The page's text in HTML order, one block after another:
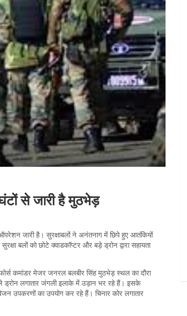
से जारी है मुठभेड़
जारी है। सुरक्षाबलों ने अनंतनाग में छिपे हुए आतंकियों
बलों को छोटे क्वाडकॉप्टर और बड़े ड्रोन द्वारा सहायता
कमांडर मेजर जनरल बलबीर सिंह मुठभेड़ स्थल का दौरा
ड्रोन लगातार जंगली इलाके में उड़ान भर रहे हैं। इसके
उपकरणों का उपयोग कर रहे हैं। चिनार कोर लगातार